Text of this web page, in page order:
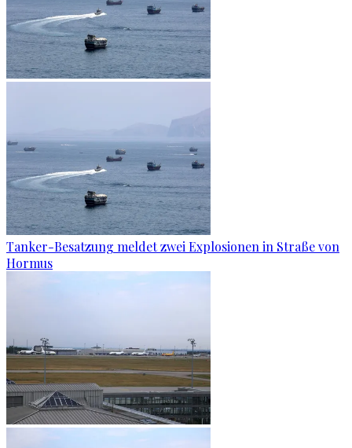
Tanker-Besatzung meldet zwei Explosionen in Straße von
Hormus